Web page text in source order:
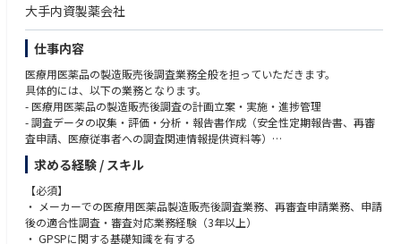
大手内資製薬会社
仕事内容
医療用医薬品の製造販売後調査業務全般を担っていただきます。
具体的には、以下の業務となります。
- 医療用医薬品の製造販売後調査の計画立案・実施・進捗管理
- 調査データの収集・評価・分析・報告書作成（安全性定期報告書、再審
査申請、医療従事者への調査関連情報提供資料等）
- 社内関連部署（安全管理部門、調査実施部門等）との連携
- 社外関連会社（委託先）との協議・調整・連携
- 製造販売後調査に関するSOP等の作成・改訂
求める経験 / スキル
【必須】
・ メーカーでの医療用医薬品製造販売後調査業務、再審査申請業務、申請
後の適合性調査・審査対応業務経験（3年以上）
・ GPSPに関する基礎知識を有する